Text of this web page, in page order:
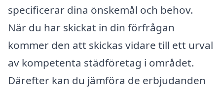
specificerar dina önskemål och behov.
När du har skickat in din förfrågan
kommer den att skickas vidare till ett urval
av kompetenta städföretag i området.
Därefter kan du jämföra de erbjudanden